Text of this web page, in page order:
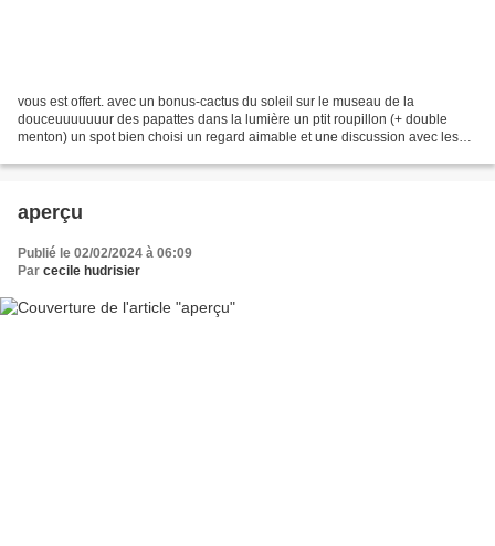
vous est offert. avec un bonus-cactus du soleil sur le museau de la
douceuuuuuuur des papattes dans la lumière un ptit roupillon (+ double
menton) un spot bien choisi un regard aimable et une discussion avec les
aperçu
Publié le 02/02/2024 à 06:09
Par cecile hudrisier